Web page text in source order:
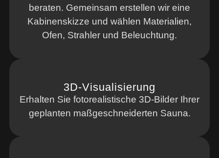
beraten. Gemeinsam erstellen wir eine
Kabinenskizze und wählen Materialien,
Ofen, Strahler und Beleuchtung.
3D-Visualisierung
Erhalten Sie fotorealistische 3D-Bilder Ihrer
geplanten maßgeschneiderten Sauna.